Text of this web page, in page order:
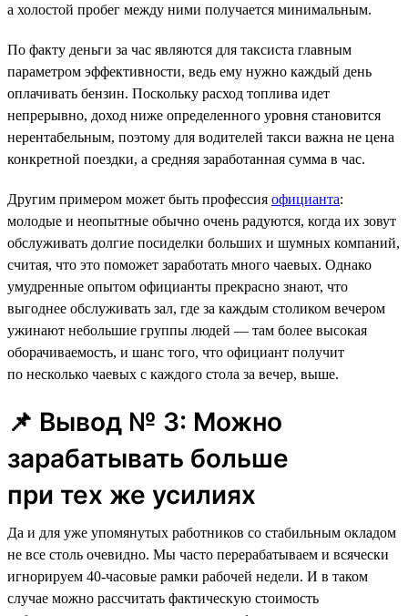
а холостой пробег между ними получается минимальным.
По факту деньги за час являются для таксиста главным
параметром эффективности, ведь ему нужно каждый день
оплачивать бензин. Поскольку расход топлива идет
непрерывно, доход ниже определенного уровня становится
нерентабельным, поэтому для водителей такси важна не цена
конкретной поездки, а средняя заработанная сумма в час.
Другим примером может быть профессия официанта:
молодые и неопытные обычно очень радуются, когда их зовут
обслуживать долгие посиделки больших и шумных компаний,
считая, что это поможет заработать много чаевых. Однако
умудренные опытом официанты прекрасно знают, что
выгоднее обслуживать зал, где за каждым столиком вечером
ужинают небольшие группы людей — там более высокая
оборачиваемость, и шанс того, что официант получит
по несколько чаевых с каждого стола за вечер, выше.
📌 Вывод № 3: Можно
зарабатывать больше
при тех же усилиях
Да и для уже упомянутых работников со стабильным окладом
не все столь очевидно. Мы часто перерабатываем и всячески
игнорируем 40-часовые рамки рабочей недели. И в таком
случае можно рассчитать фактическую стоимость